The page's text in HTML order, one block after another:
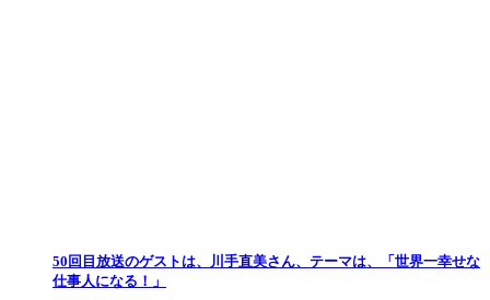
50回目放送のゲストは、川手直美さん、テーマは、「世界一幸せな
仕事人になる！」